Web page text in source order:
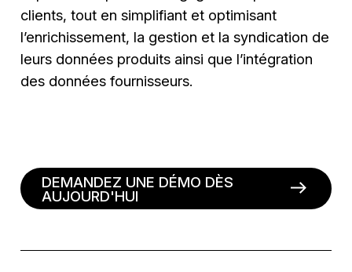
clients, tout en simplifiant et optimisant
l’enrichissement, la gestion et la syndication de
leurs données produits ainsi que l’intégration
des données fournisseurs.
DEMANDEZ UNE DÉMO DÈS
AUJOURD'HUI